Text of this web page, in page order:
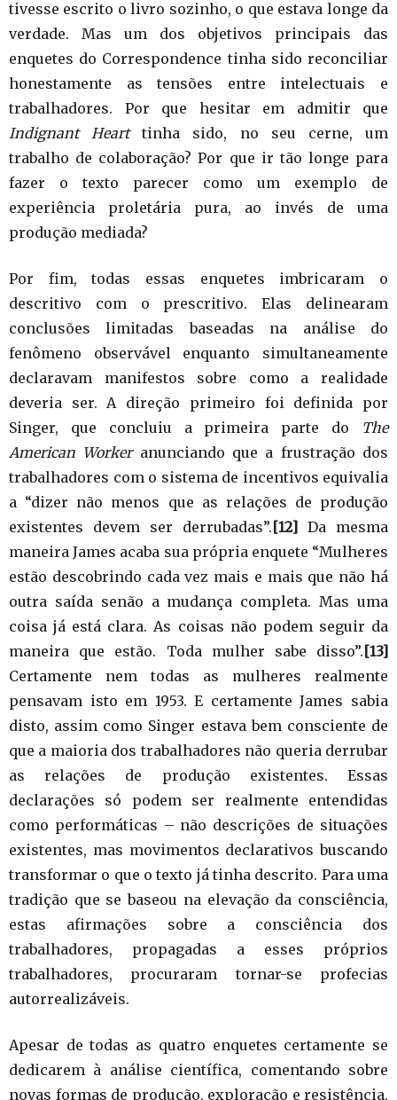
tivesse escrito o livro sozinho, o que estava longe da
verdade. Mas um dos objetivos principais das
enquetes do Correspondence tinha sido reconciliar
honestamente as tensões entre intelectuais e
trabalhadores. Por que hesitar em admitir que
Indignant Hearttinha sido, no seu cerne, um
trabalho de colaboração? Por que ir tão longe para
fazer o texto parecer como um exemplo de
experiência proletária pura, ao invés de uma
produção mediada?
Por fim, todas essas enquetes imbricaram o
descritivo com o prescritivo. Elas delinearam
conclusões limitadas baseadas na análise do
fenômeno observável enquanto simultaneamente
declaravam manifestos sobre como a realidade
deveria ser. A direção primeiro foi definida por
Singer, que concluiu a primeira parte do The
American Workeranunciando que a frustração dos
trabalhadores com o sistema de incentivos equivalia
a “dizer não menos que as relações de produção
existentes devem ser derrubadas”. [12]
Da mesma
maneira James acaba sua própria enquete “Mulheres
estão descobrindo cada vez mais e mais que não há
outra saída senão a mudança completa. Mas uma
coisa já está clara. As coisas não podem seguir da
maneira que estão. Toda mulher sabe disso”. [13]
Certamente nem todas as mulheres realmente
pensavam isto em 1953. E certamente James sabia
disto, assim como Singer estava bem consciente de
que a maioria dos trabalhadores não queria derrubar
as relações de produção existentes. Essas
declarações só podem ser realmente entendidas
como performáticas – não descrições de situações
existentes, mas movimentos declarativos buscando
transformar o que o texto já tinha descrito. Para uma
tradição que se baseou na elevação da consciência,
estas afirmações sobre a consciência dos
trabalhadores, propagadas a esses próprios
trabalhadores, procuraram tornar-se profecias
autorrealizáveis.
Apesar de todas as quatro enquetes certamente se
dedicarem à análise científica, comentando sobre
novas formas de produção, exploração e resistência,